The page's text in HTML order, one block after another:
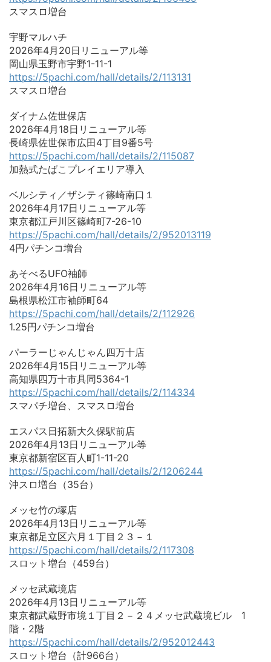
スマスロ増台
宇野マルハチ
2026年4月20日リニューアル等
岡山県玉野市宇野1-11-1
https://5pachi.com/hall/details/2/113131
スマスロ増台
ダイナム佐世保店
2026年4月18日リニューアル等
長崎県佐世保市広田4丁目9番5号
https://5pachi.com/hall/details/2/115087
加熱式たばこプレイエリア導入
ベルシティ／ザシティ篠崎南口１
2026年4月17日リニューアル等
東京都江戸川区篠崎町7-26-10
https://5pachi.com/hall/details/2/952013119
4円パチンコ増台
あそべるUFO袖師
2026年4月16日リニューアル等
島根県松江市袖師町64
https://5pachi.com/hall/details/2/112926
1.25円パチンコ増台
パーラーじゃんじゃん四万十店
2026年4月15日リニューアル等
高知県四万十市具同5364-1
https://5pachi.com/hall/details/2/114334
スマパチ増台、スマスロ増台
エスパス日拓新大久保駅前店
2026年4月13日リニューアル等
東京都新宿区百人町1-11-20
https://5pachi.com/hall/details/2/1206244
沖スロ増台（35台）
メッセ竹の塚店
2026年4月13日リニューアル等
東京都足立区六月１丁目２３－１
https://5pachi.com/hall/details/2/117308
スロット増台（459台）
メッセ武蔵境店
2026年4月13日リニューアル等
東京都武蔵野市境１丁目２－２４メッセ武蔵境ビル 1
階・2階
https://5pachi.com/hall/details/2/952012443
スロット増台（計966台）